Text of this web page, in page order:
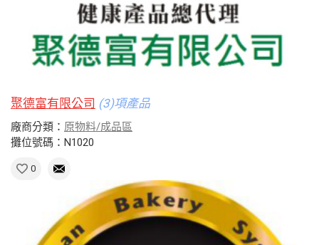
聚德富有限公司 (3)項產品
廠商分類： 原物料/成品區
攤位號碼：N1020
0